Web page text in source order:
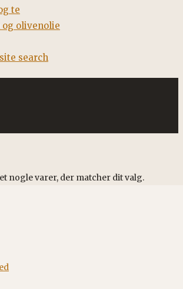
te
og olivenolie
search
nogle varer, der matcher dit valg.